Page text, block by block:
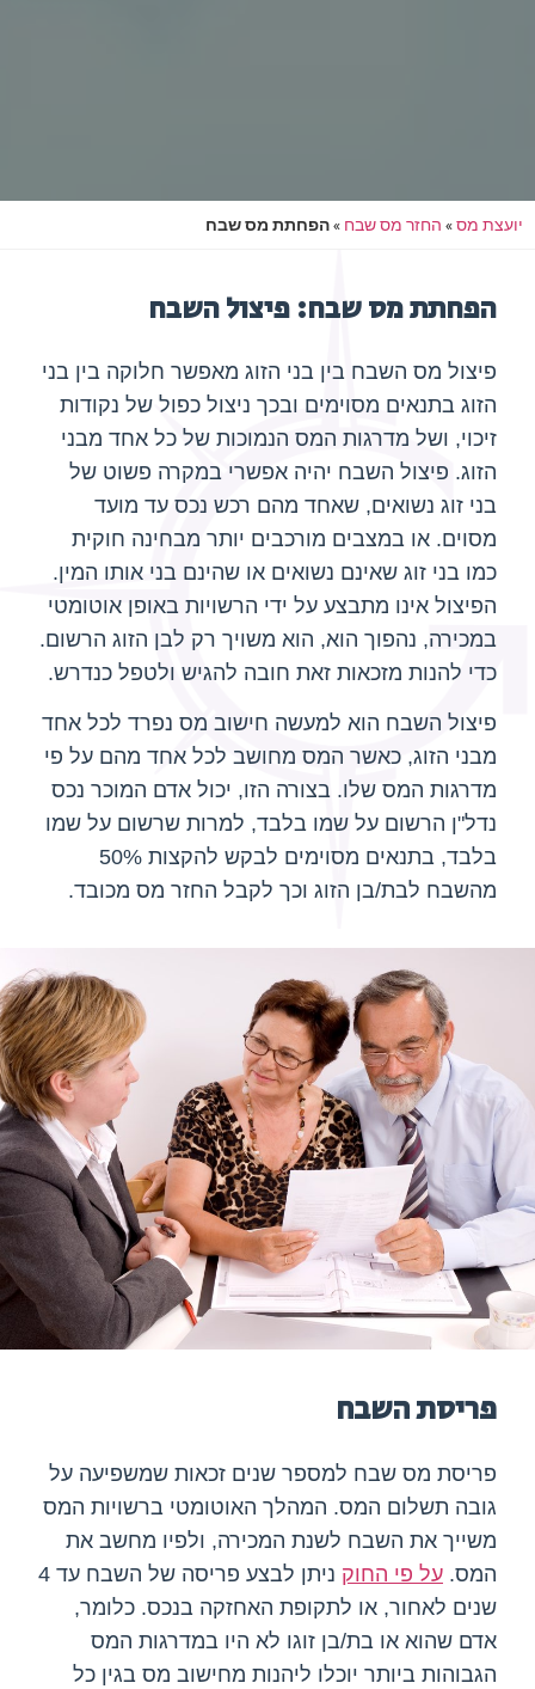
יועצת מס»החזר מס שבח»הפחתת מס שבח
הפחתת מס שבח: פיצול השבח
פיצול מס השבח בין בני הזוג מאפשר חלוקה בין בני
הזוג בתנאים מסוימים ובכך ניצול כפול של נקודות
זיכוי, ושל מדרגות המס הנמוכות של כל אחד מבני
הזוג. פיצול השבח יהיה אפשרי במקרה פשוט של
בני זוג נשואים, שאחד מהם רכש נכס עד מועד
מסוים. או במצבים מורכבים יותר מבחינה חוקית
כמו בני זוג שאינם נשואים או שהינם בני אותו המין.
הפיצול אינו מתבצע על ידי הרשויות באופן אוטומטי
במכירה, נהפוך הוא, הוא משויך רק לבן הזוג הרשום.
כדי להנות מזכאות זאת חובה להגיש ולטפל כנדרש.
פיצול השבח הוא למעשה חישוב מס נפרד לכל אחד
מבני הזוג, כאשר המס מחושב לכל אחד מהם על פי
מדרגות המס שלו. בצורה הזו, יכול אדם המוכר נכס
נדל"ן הרשום על שמו בלבד, למרות שרשום על שמו
בלבד, בתנאים מסוימים לבקש להקצות 50%
מהשבח לבת/בן הזוג וכך לקבל החזר מס מכובד.
פריסת השבח
פריסת מס שבח למספר שנים זכאות שמשפיעה על
גובה תשלום המס. המהלך האוטומטי ברשויות המס
משייך את השבח לשנת המכירה, ולפיו מחשב את
המס.על פי החוק
ניתן לבצע פריסה של השבח עד 4
שנים לאחור, או לתקופת האחזקה בנכס. כלומר,
אדם שהוא או בת/בן זוגו לא היו במדרגות המס
הגבוהות ביותר יוכלו ליהנות מחישוב מס בגין כל